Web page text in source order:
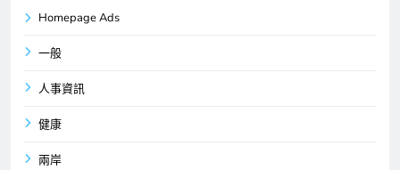
Homepage Ads
一般
人事資訊
健康
兩岸